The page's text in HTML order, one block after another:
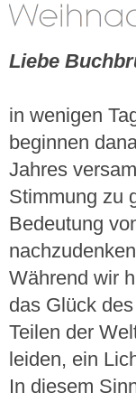
Liebe
in wenigen
beginnen
Jahres
Stimmung zu
Bedeutung
Während wir
das Glück
Teilen der
leiden, ein
In diesem